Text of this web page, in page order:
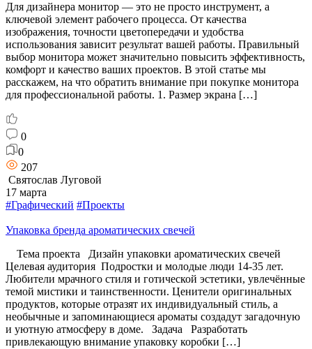
Для дизайнера монитор — это не просто инструмент, а
ключевой элемент рабочего процесса. От качества
изображения, точности цветопередачи и удобства
использования зависит результат вашей работы. Правильный
выбор монитора может значительно повысить эффективность,
комфорт и качество ваших проектов. В этой статье мы
расскажем, на что обратить внимание при покупке монитора
для профессиональной работы. 1. Размер экрана […]
0
0
207
Святослав Луговой
17 марта
#Графический #Проекты
Упаковка бренда ароматических свечей
Тема проекта Дизайн упаковки ароматических свечей
Целевая аудитория Подростки и молодые люди 14-35 лет.
Любители мрачного стиля и готической эстетики, увлечённые
темой мистики и таинственности. Ценители оригинальных
продуктов, которые отразят их индивидуальный стиль, а
необычные и запоминающиеся ароматы создадут загадочную
и уютную атмосферу в доме. Задача Разработать
привлекающую внимание упаковку коробки […]